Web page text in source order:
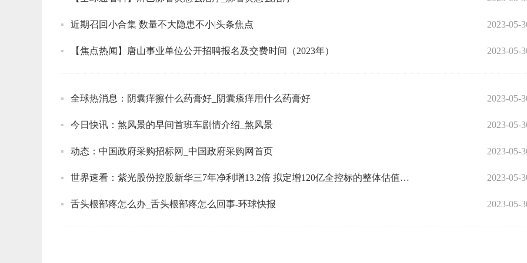
近期召回小合集 数量不大隐患不小|头条焦点 2023-05-
【焦点热闻】唐山事业单位公开招聘报名及交费时间（2023年） 2023-05-
全球热消息：阴囊痒擦什么药膏好_阴囊瘙痒用什么药膏好 2023-05-
今日快讯：煞风景的早间首班车剧情介绍_煞风景 2023-05-
动态：中国政府采购招标网_中国政府采购网首页 2023-05-
世界速看：紫光股份控股新华三7年净利增13.2倍 拟定增120亿全控标的整体估值达503亿 2023-05-
舌头根部疼怎么办_舌头根部疼怎么回事-环球快报 2023-05-